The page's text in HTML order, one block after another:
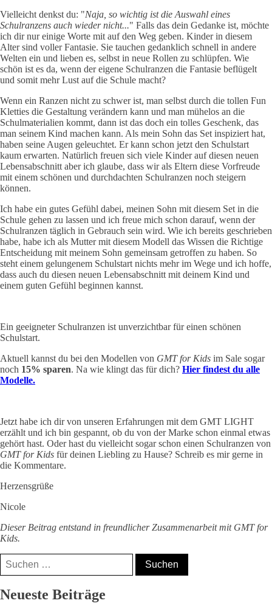
Vielleicht denkst du: "Naja, so wichtig ist die Auswahl eines
Schulranzens auch wieder nicht..." Falls das dein Gedanke ist, möchte
ich dir nur einige Worte mit auf den Weg geben. Kinder in diesem
Alter sind voller Fantasie. Sie tauchen gedanklich schnell in andere
Welten ein und lieben es, selbst in neue Rollen zu schlüpfen. Wie
schön ist es da, wenn der eigene Schulranzen die Fantasie beflügelt
und somit mehr Lust auf die Schule macht?
Wenn ein Ranzen nicht zu schwer ist, man selbst durch die tollen Fun
Kletties die Gestaltung verändern kann und man mühelos an die
Schulmaterialien kommt, dann ist das doch ein tolles Geschenk, das
man seinem Kind machen kann. Als mein Sohn das Set inspiziert hat,
haben seine Augen geleuchtet. Er kann schon jetzt den Schulstart
kaum erwarten. Natürlich freuen sich viele Kinder auf diesen neuen
Lebensabschnitt aber ich glaube, dass wir als Eltern diese Vorfreude
mit einem schönen und durchdachten Schulranzen noch steigern
können.
Ich habe ein gutes Gefühl dabei, meinen Sohn mit diesem Set in die
Schule gehen zu lassen und ich freue mich schon darauf, wenn der
Schulranzen täglich in Gebrauch sein wird. Wie ich bereits geschrieben
habe, habe ich als Mutter mit diesem Modell das Wissen die Richtige
Entscheidung mit meinem Sohn gemeinsam getroffen zu haben. So
steht einem gelungenem Schulstart nichts mehr im Wege und ich hoffe,
dass auch du diesen neuen Lebensabschnitt mit deinem Kind und
einem guten Gefühl beginnen kannst.
Ein geeigneter Schulranzen ist unverzichtbar für einen schönen
Schulstart.
Aktuell kannst du bei den Modellen von GMT for Kids im Sale sogar
noch 15% sparen. Na wie klingt das für dich? Hier findest du alle
Modelle.
Jetzt habe ich dir von unseren Erfahrungen mit dem GMT LIGHT
erzählt und ich bin gespannt, ob du von der Marke schon einmal etwas
gehört hast. Oder hast du vielleicht sogar schon einen Schulranzen von
GMT for Kids für deinen Liebling zu Hause? Schreib es mir gerne in
die Kommentare.
Herzensgrüße
Nicole
Dieser Beitrag entstand in freundlicher Zusammenarbeit mit GMT for
Kids.
Suchen
nach:
Nicole, Mama⁵,
Neueste Beiträge